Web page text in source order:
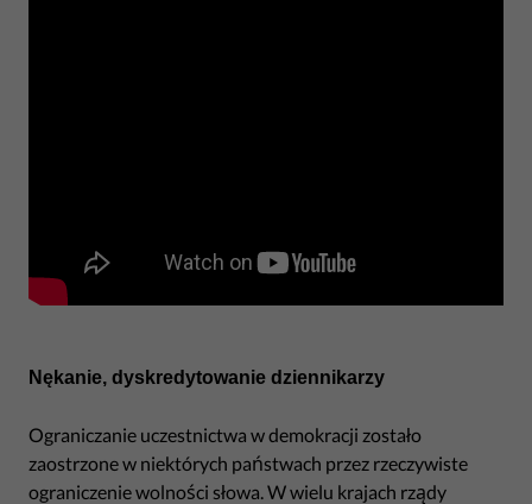
Nękanie, dyskredytowanie dziennikarzy
Ograniczanie uczestnictwa w demokracji zostało
zaostrzone w niektórych państwach przez rzeczywiste
ograniczenie wolności słowa. W wielu krajach rządy